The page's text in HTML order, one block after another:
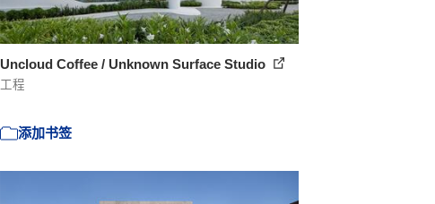
Uncloud Coffee / Unknown Surface Studio
工程
添加书签